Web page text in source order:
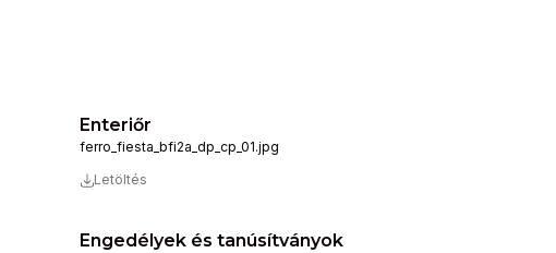
Enteriőr
ferro_fiesta_bfi2a_dp_cp_01.jpg
Letöltés
Engedélyek és tanúsítványok